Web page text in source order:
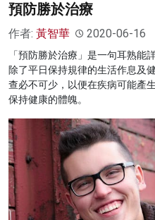
預防勝於治療
作者: 黃智華 2020-06-16
「預防勝於治療」是一句耳熟能
除了平日保持規律的生活作息及
查必不可少，以便在疾病可能產
保持健康的體魄。